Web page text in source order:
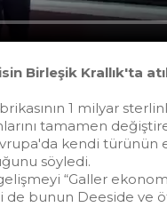
Birleşik Krallık'ta
1 milyar
tamamen
kendi türünün
söyledi.
“Galler
de bunun Deeside ve